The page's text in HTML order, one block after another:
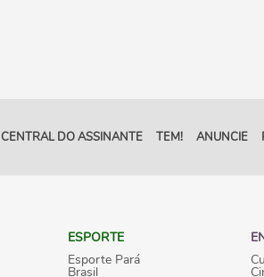
CENTRAL DO ASSINANTE TEM! ANUNCIE
ESPORTE
Esporte Pará
Brasil